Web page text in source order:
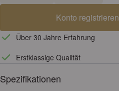
Konto registrieren
Über 30 Jahre Erfahrung
Erstklassige Qualität
Spezifikationen